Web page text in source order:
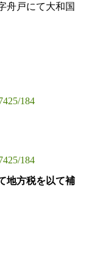
舟戸にて大和国
184
184
地方税を以て補